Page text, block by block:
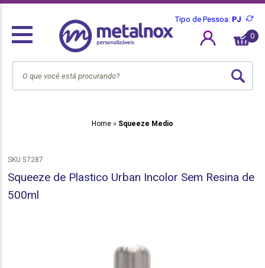
Tipo de Pessoa: PJ
0
Home Squeeze Medio
SKU 57287
Squeeze de Plastico Urban Incolor Sem Resina de
500ml